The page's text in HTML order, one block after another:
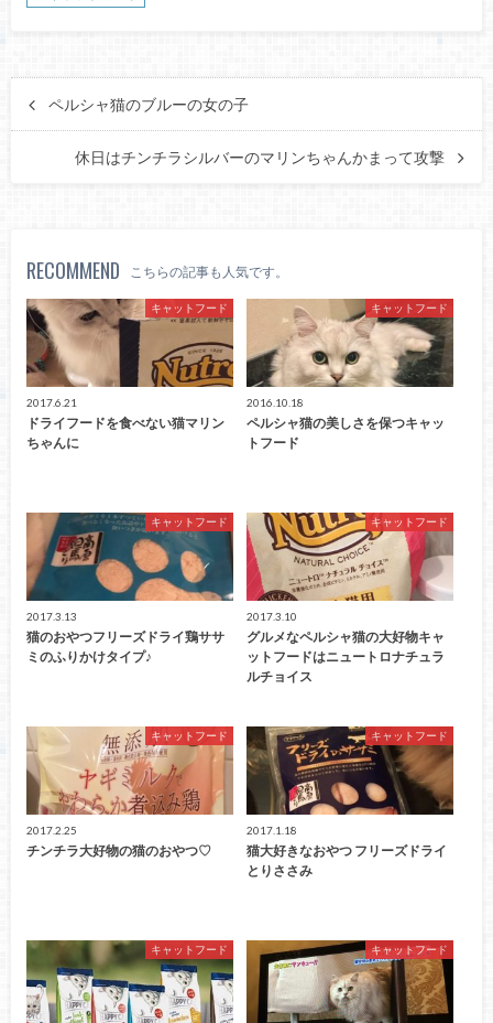
ペルシャ猫のブルーの女の子
休日はチンチラシルバーのマリンちゃんかまって攻撃
RECOMMEND こちらの記事も人気です。
キャットフード
2017.6.21
ドライフードを食べない猫マリン
ちゃんに
キャットフード
2016.10.18
ペルシャ猫の美しさを保つキャッ
トフード
キャットフード
2017.3.13
猫のおやつフリーズドライ鶏ササ
ミのふりかけタイプ♪
キャットフード
2017.3.10
グルメなペルシャ猫の大好物キャ
ットフードはニュートロナチュラ
ルチョイス
キャットフード
2017.2.25
チンチラ大好物の猫のおやつ♡
キャットフード
2017.1.18
猫大好きなおやつ フリーズドライ
とりささみ
キャットフード キャットフード